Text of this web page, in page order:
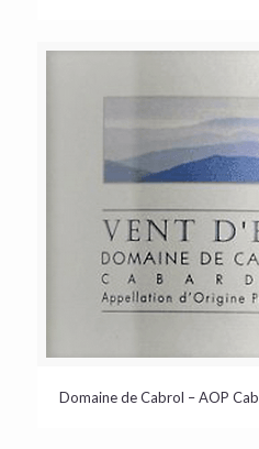
Domaine de Cabrol – AOP